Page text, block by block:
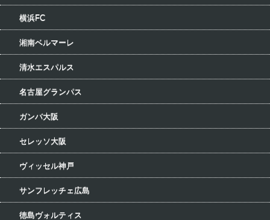
横浜FC
湘南ベルマーレ
清水エスパルス
名古屋グランパス
ガンバ大阪
セレッソ大阪
ヴィッセル神戸
サンフレッチェ広島
徳島ヴォルティス